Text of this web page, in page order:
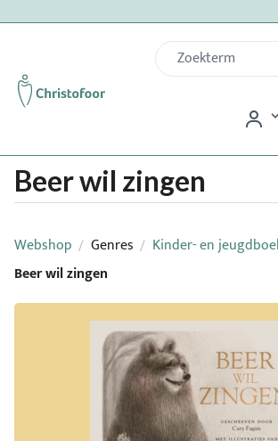
Beer wil zingen
Webshop / Genres / Kinder- en
Beer wil zingen